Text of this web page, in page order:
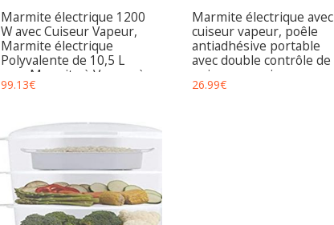
Marmite électrique 1200
W avec Cuiseur Vapeur,
Marmite électrique
Polyvalente de 10,5 L
avec Marmite à Vapeur à
2 Niveaux pour Soupe,
99.13€
Marmite électrique avec
cuiseur vapeur, poêle
antiadhésive portable
avec double contrôle de
puissance, cuiseur
électrique Shabu Shabu
26.99€